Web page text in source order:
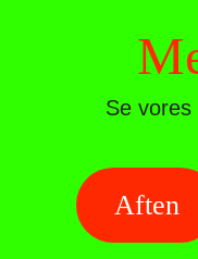
Se
Aften